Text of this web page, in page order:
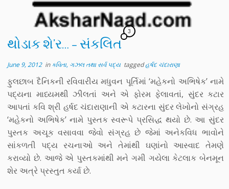
થોડાક શે’ર… – સંકલિત
3
June 9, 2012inકવિતા, ગઝલ તથા સર્વ પદ્ય taggedહર્ષદ ચંદારાણા
ફુલછાબ દૈનિકની રવિવારીય મધુવન પૂર્તિમાં ‘મહેકનો અભિષેક’ નામે
પદ્યના માધ્યમથી ઝીલતાં અને એ ફોરમ ફેલાવતાં, સુંદર કટાર
આપતાં કવિ શ્રી હર્ષદ ચંદારાણાની એ કટારના સુંદર લેખોનો સંગ્રહ
‘મહેકનો અભિષેક’ નામે પુસ્તક સ્વરૂપે પ્રસિદ્ધ થયો છે. આ સુંદર
પુસ્તક અચૂક વસાવવા જેવો સંગ્રહ છે જેમાં અનેકવિધ ભાવોને
સાંકળતી પદ્ય રચનાઓ અને તેમાંથી ઘણાંનો આસ્વાદ તેમણે
કરાવ્યો છે. આજે એ પુસ્તકમાંથી મને ગમી ગયેલા કેટલાક બેનમૂન
શેર અત્રે પ્રસ્તુત કર્યા છે.